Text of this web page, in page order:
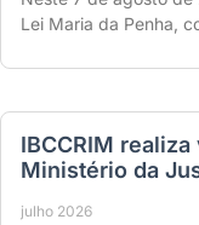
Lei Maria da Penha,
IBCCRIM
Ministério da
julho 2026